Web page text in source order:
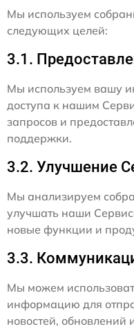
Мы используем
следующих целей:
3.1.
Мы используем вашу
доступа к нашим
запросов и
поддержки.
3.2. Улучшение
Мы анализируем
улучшать наши
новые функции и
3.3.
Мы можем
информацию для
новостей, обновлений